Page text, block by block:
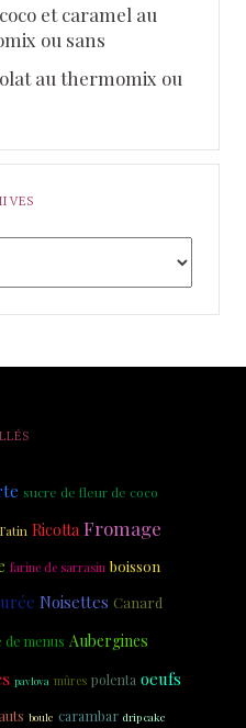
et caramel au
ou sans
au thermomix ou
sucre de fleur de coco
Ricotta Fromage
farine de sarrasin boisson
Noisettes Canard
de menus Aubergines
pavlova mûres polenta oeufs
boule carambar drip cake